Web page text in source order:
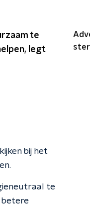
te
legt
bij het
te
betere